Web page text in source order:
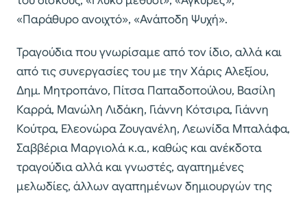
«Παράθυρο ανοιχτό», «Ανάποδη Ψυχή».
Τραγούδια που γνωρίσαμε από τον ίδιο, αλλά και
από τις συνεργασίες του με την Χάρις Αλεξίου,
Δημ. Μητροπάνο, Πίτσα Παπαδοπούλου, Βασίλη
Καρρά, Μανώλη Λιδάκη, Γιάννη Κότσιρα, Γιάννη
Κούτρα, Ελεονώρα Ζουγανέλη, Λεωνίδα Μπαλάφα,
Σαββέρια Μαργιολά κ.α., καθώς και ανέκδοτα
τραγούδια αλλά και γνωστές, αγαπημένες
μελωδίες, άλλων αγαπημένων δημιουργών της